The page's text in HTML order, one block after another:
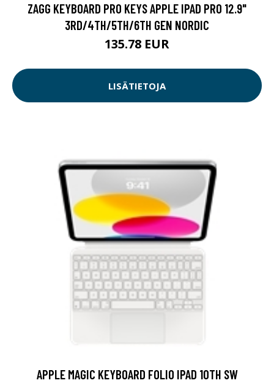
ZAGG KEYBOARD PRO KEYS APPLE IPAD PRO 12.9"
3RD/4TH/5TH/6TH GEN NORDIC
135.78 EUR
LISÄTIETOJA
APPLE MAGIC KEYBOARD FOLIO IPAD 10TH SW